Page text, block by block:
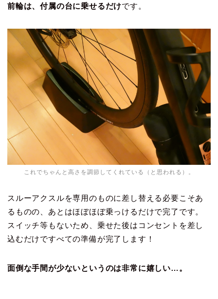
前輪は、付属の台に乗せるだけです。
これでちゃんと高さを調節してくれている（と思われる）。
スルーアクスルを専用のものに差し替える必要こそあ
るものの、あとはほぼほぼ乗っけるだけで完了です。
スイッチ等もないため、乗せた後はコンセントを差し
込むだけですべての準備が完了します！
面倒な手間が少ないというのは非常に嬉しい…。